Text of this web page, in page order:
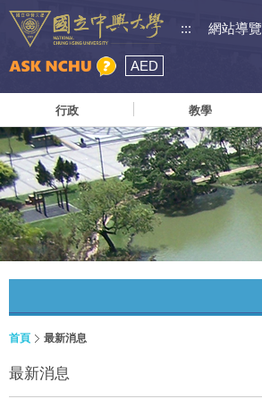
::: 網站導覽
AED
行政 教學
首頁 最新消息
最新消息